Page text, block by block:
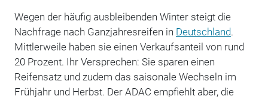
Wegen der häufig ausbleibenden Winter steigt die
Nachfrage nach Ganzjahresreifen in Deutschland.
Mittlerweile haben sie einen Verkaufsanteil von rund
20 Prozent. Ihr Versprechen: Sie sparen einen
Reifensatz und zudem das saisonale Wechseln im
Frühjahr und Herbst. Der ADAC empfiehlt aber, die